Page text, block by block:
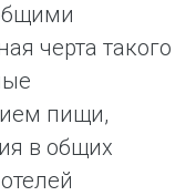
черта такого
пищи,
в общих